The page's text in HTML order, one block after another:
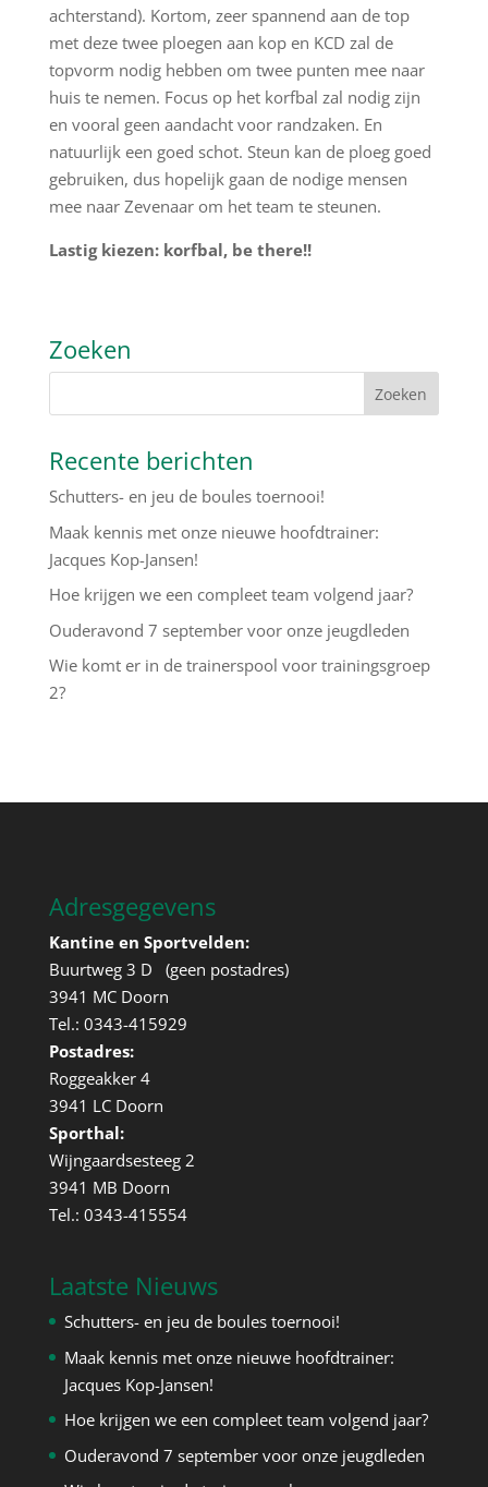
achterstand). Kortom, zeer spannend aan de top
met deze twee ploegen aan kop en KCD zal de
topvorm nodig hebben om twee punten mee naar
huis te nemen. Focus op het korfbal zal nodig zijn
en vooral geen aandacht voor randzaken. En
natuurlijk een goed schot. Steun kan de ploeg goed
gebruiken, dus hopelijk gaan de nodige mensen
mee naar Zevenaar om het team te steunen.
Lastig kiezen: korfbal, be there!!
Zoeken
Recente berichten
Schutters- en jeu de boules toernooi!
Maak kennis met onze nieuwe hoofdtrainer:
Jacques Kop-Jansen!
Hoe krijgen we een compleet team volgend jaar?
Ouderavond 7 september voor onze jeugdleden
Wie komt er in de trainerspool voor trainingsgroep
2?
Adresgegevens
Kantine en Sportvelden:
Buurtweg 3 D (geen postadres)
3941 MC Doorn
Tel.: 0343-415929
Postadres:
Roggeakker 4
3941 LC Doorn
Sporthal:
Wijngaardsesteeg 2
3941 MB Doorn
Tel.: 0343-415554
Laatste Nieuws
Schutters- en jeu de boules toernooi!
Maak kennis met onze nieuwe hoofdtrainer:
Jacques Kop-Jansen!
Hoe krijgen we een compleet team volgend jaar?
Ouderavond 7 september voor onze jeugdleden